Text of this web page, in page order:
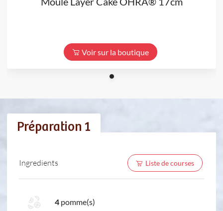
Voir sur la boutique
Préparation 1
Ingredients Liste de courses
4 pomme(s)